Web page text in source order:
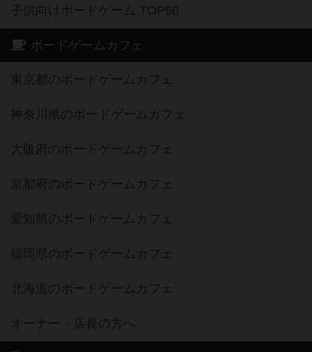
子供向けボードゲーム TOP50
ボードゲームカフェ
東京都のボードゲームカフェ
神奈川県のボードゲームカフェ
大阪府のボードゲームカフェ
京都府のボードゲームカフェ
愛知県のボードゲームカフェ
福岡県のボードゲームカフェ
北海道のボードゲームカフェ
オーナー・店長の方へ